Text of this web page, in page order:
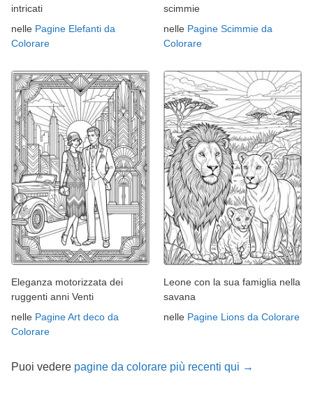
intricati
nelle Pagine Elefanti da
Colorare
scimmie
nelle Pagine Scimmie da
Colorare
Eleganza motorizzata dei
ruggenti anni Venti
nelle Pagine Art deco da
Colorare
Leone con la sua famiglia nella
savana
nelle Pagine Lions da Colorare
Puoi vedere pagine da colorare più recenti qui →